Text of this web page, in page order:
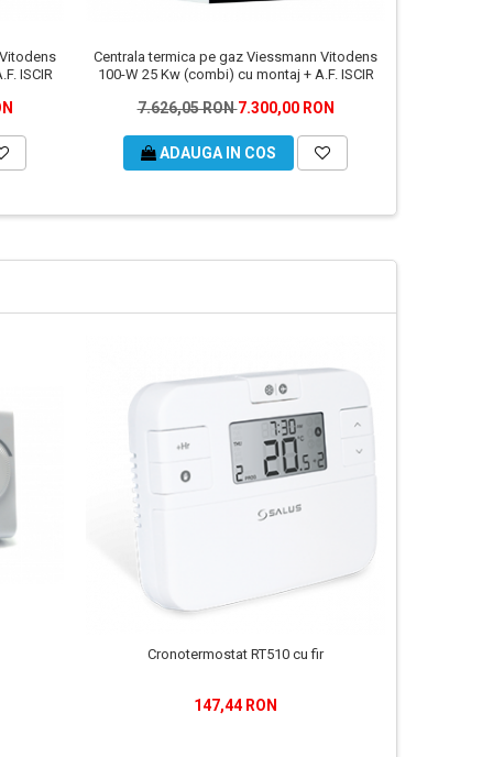
ISCIR
Centrala termica pe gaz Viessmann Vitodens
100-W 25 Kw (combi) cu montaj + A.F. ISCIR
7.626,05 RON7.300,00 RON
ADAUGA IN COS
Cronotermostat RT510 cu fir
147,44 RON